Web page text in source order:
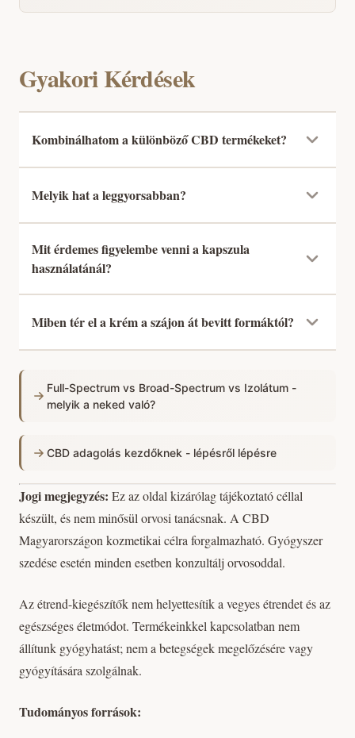
Gyakori Kérdések
Kombinálhatom a különböző CBD termékeket?
Melyik hat a leggyorsabban?
Mit érdemes figyelembe venni a kapszula
használatánál?
Miben tér el a krém a szájon át bevitt formáktól?
Full-Spectrum vs Broad-Spectrum vs Izolátum -
melyik a neked való?
CBD adagolás kezdőknek - lépésről lépésre
Jogi megjegyzés: Ez az oldal kizárólag tájékoztató céllal
készült, és nem minősül orvosi tanácsnak. A CBD
Magyarországon kozmetikai célra forgalmazható. Gyógyszer
szedése esetén minden esetben konzultálj orvosoddal.
Az étrend-kiegészítők nem helyettesítik a vegyes étrendet és az
egészséges életmódot. Termékeinkkel kapcsolatban nem
állítunk gyógyhatást; nem a betegségek megelőzésére vagy
gyógyítására szolgálnak.
Tudományos források: